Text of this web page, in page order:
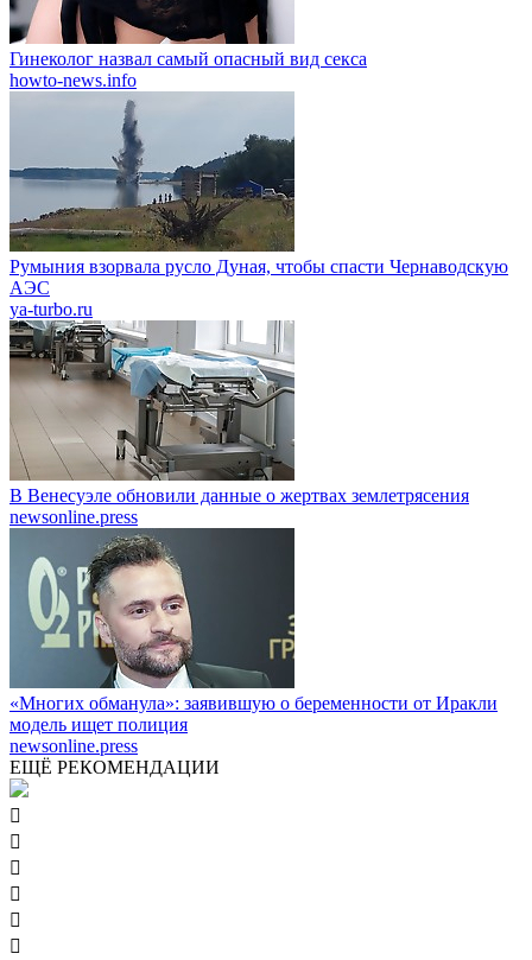
Гинеколог назвал самый опасный вид секса
howto-news.info
Румыния взорвала русло Дуная, чтобы спасти Чернаводскую
АЭС
ya-turbo.ru
В Венесуэле обновили данные о жертвах землетрясения
newsonline.press
«Многих обманула»: заявившую о беременности от Иракли
модель ищет полиция
newsonline.press
ЕЩЁ РЕКОМЕНДАЦИИ





